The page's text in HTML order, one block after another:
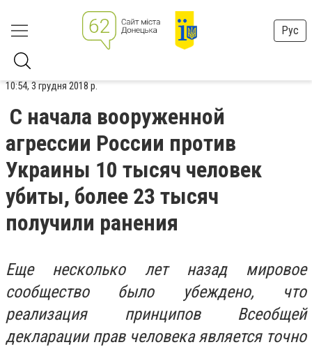
Рус
10:54, 3 грудня 2018 р.
С начала вооруженной
агрессии России против
Украины 10 тысяч человек
убиты, более 23 тысяч
получили ранения
Еще несколько лет назад мировое
сообщество было убеждено, что
реализация принципов Всеобщей
декларации прав человека является точно